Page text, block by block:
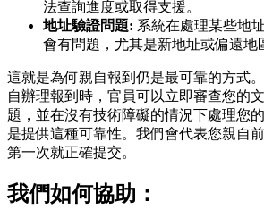
法查詢進度或取得支援。
地址驗證問題: 系統在處理某些地
會有問題，尤其是新地址或偏遠地
這就是為何親自報到仍是最可靠的方式
自辦理報到時，官員可以立即審查您的
題，並在沒有技術障礙的情況下處理您
是提供這種可靠性。我們會代表您親自
第一次就正確提交。
我們如何協助：